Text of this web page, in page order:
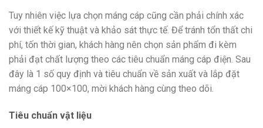
Tuy nhiên việc lựa chọn máng cáp cũng cần phải chính xác
với thiết kế kỹ thuật và khảo sát thực tế. Để tránh tổn thất chi
phí, tốn thời gian, khách hàng nên chọn sản phẩm đi kèm
phải đạt chất lượng theo các tiêu chuẩn máng cáp điện. Sau
đây là 1 số quy định và tiêu chuẩn về sản xuất và lắp đặt
máng cáp 100×100, mời khách hàng cùng theo dõi.
Tiêu chuẩn vật liệu